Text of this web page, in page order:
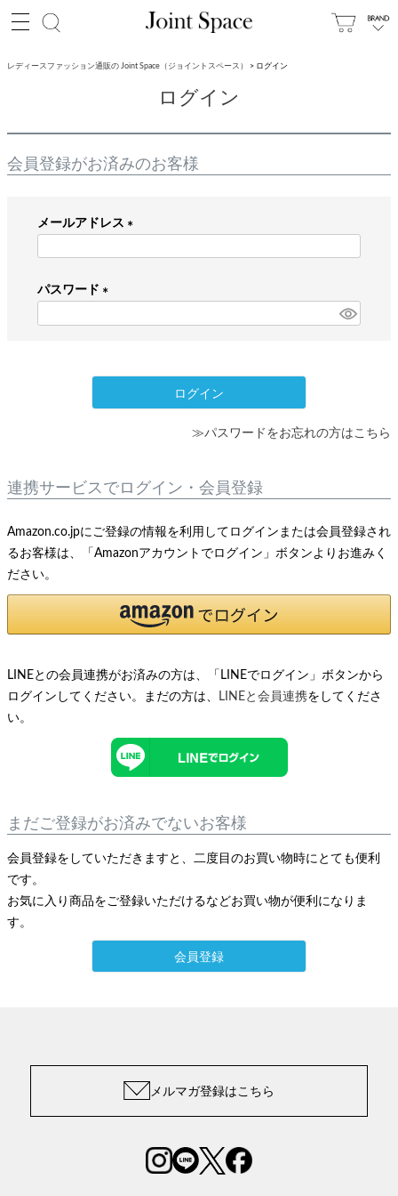
レディースファッション通販の Joint Space（ジョイントスペース） ログイン
ログイン
会員登録がお済みのお客様
メールアドレス
パスワード
ログイン
≫パスワードをお忘れの方はこちら
連携サービスでログイン・会員登録
Amazon.co.jpにご登録の情報を利用してログインまたは会員登録され
るお客様は、「Amazonアカウントでログイン」ボタンよりお進みく
ださい。
LINEとの会員連携がお済みの方は、「LINEでログイン」ボタンから
ログインしてください。まだの方は、
LINEと会員連携をしてくださ
い。
まだご登録がお済みでないお客様
会員登録をしていただきますと、二度目のお買い物時にとても便利
です。
お気に入り商品をご登録いただけるなどお買い物が便利になりま
す。
会員登録
メルマガ登録はこちら